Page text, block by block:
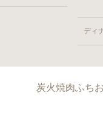
ディ
炭火焼肉ふち